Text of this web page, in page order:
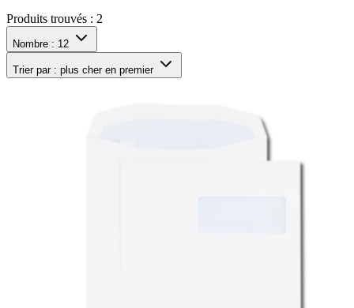
Produits trouvés : 2
Nombre : 12
Trier par : plus cher en premier